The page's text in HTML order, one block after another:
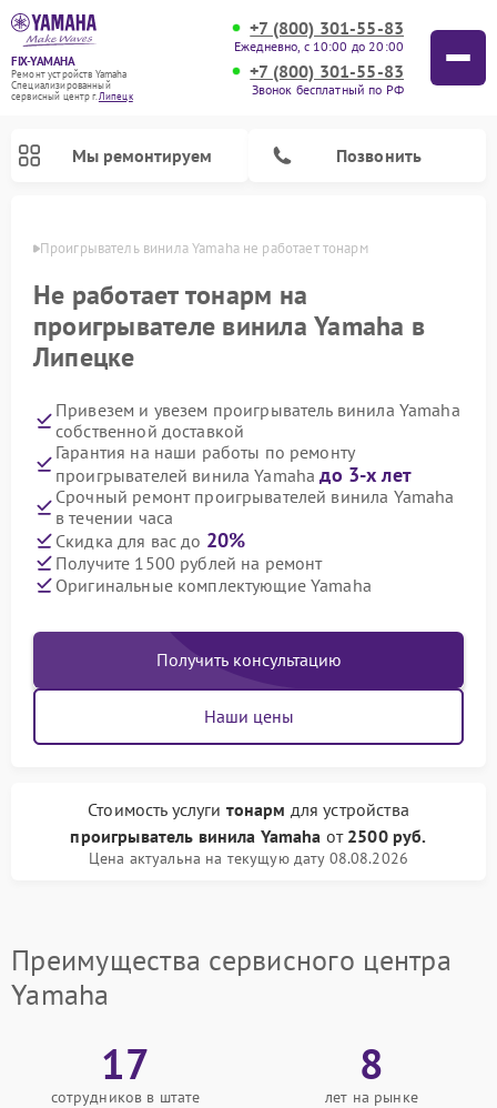
FIX-YAMAHA
Ремонт устройств Yamaha
Специализированный
cервисный центр г.Липецк
+7 (800) 301-55-83
Ежедневно, с 10:00 до 20:00
+7 (800) 301-55-83
Звонок бесплатный по РФ
Мы ремонтируем Позвонить
Проигрыватель винила Yamaha не работает тонарм
Не работает тонарм на
проигрывателе винила Yamaha в
Липецке
Привезем и увезем проигрыватель винила Yamaha
собственной доставкой
Гарантия на наши работы по ремонту
проигрывателей винила Yamahaдо 3-х лет
Срочный ремонт проигрывателей винила Yamaha
в течении часа
Скидка для вас до 20%
Получите 1500 рублей на ремонт
Оригинальные комплектующие Yamaha
Получить консультацию
Наши цены
Стоимость услуги тонарм для устройства
проигрыватель винила Yamaha от 2500 руб.
Цена актуальна на текущую дату 08.08.2026
Преимущества сервисного центра
Yamaha
17
сотрудников в штате
8
лет на рынке